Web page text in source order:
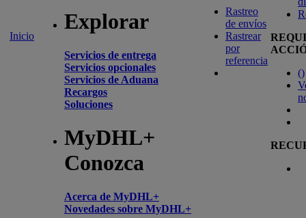
Inicio
Explorar
Servicios de entrega
Servicios opcionales
Servicios de Aduana
Recargos
Soluciones
MyDHL+
Conozca
Acerca de MyDHL+
Novedades sobre MyDHL+
Rastreo
de envíos
Rastrear
por
referencia
()